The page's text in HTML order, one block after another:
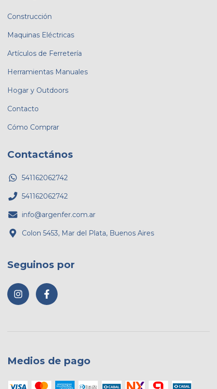
Construcción
Maquinas Eléctricas
Artículos de Ferretería
Herramientas Manuales
Hogar y Outdoors
Contacto
Cómo Comprar
Contactános
541162062742
541162062742
info@argenfer.com.ar
Colon 5453, Mar del Plata, Buenos Aires
Seguinos por
Medios de pago